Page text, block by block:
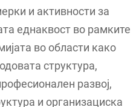
и активности за
еднаквост во рамките
во области како
структура,
развој,
и организациска